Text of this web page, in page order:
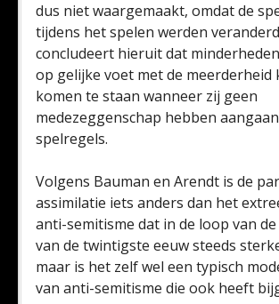
dus niet waargemaakt, omdat de
tijdens het spelen werden
concludeert hieruit dat
op gelijke voet met de meerderheid
komen te staan wanneer zij geen
medezeggenschap hebben
spelregels.
Volgens Bauman en Arendt is de
assimilatie iets anders dan het
anti-semitisme dat in de loop van
van de twintigste eeuw steeds
maar is het zelf wel een typisch
van anti-semitisme die ook heeft